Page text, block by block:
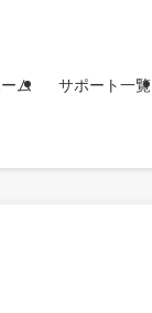
ム サポート一覧